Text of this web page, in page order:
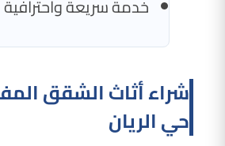
خدمة سريعة واحترافية
شراء أثاث الشقق
حي الريان